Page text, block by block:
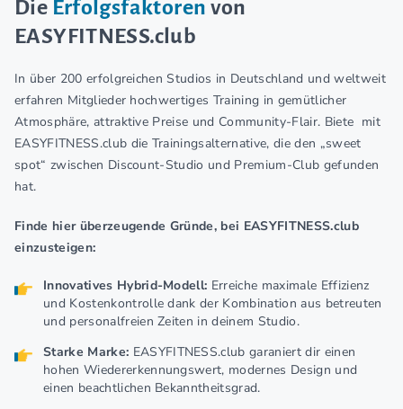
Die Erfolgsfaktoren von
EASYFITNESS.club
In über 200 erfolgreichen Studios in Deutschland und weltweit
erfahren Mitglieder hochwertiges Training in gemütlicher
Atmosphäre, attraktive Preise und Community-Flair. Biete mit
EASYFITNESS.club die Trainingsalternative, die den „sweet
spot“ zwischen Discount-Studio und Premium-Club gefunden
hat.
Finde hier überzeugende Gründe, bei EASYFITNESS.club
einzusteigen:
Innovatives Hybrid-Modell: Erreiche maximale Effizienz
und Kostenkontrolle dank der Kombination aus betreuten
und personalfreien Zeiten in deinem Studio.
Starke Marke: EASYFITNESS.club garaniert dir einen
hohen Wiedererkennungswert, modernes Design und
einen beachtlichen Bekanntheitsgrad.